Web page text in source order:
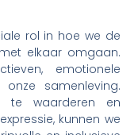
rol in hoe we de
elkaar omgaan.
emotionele
samenleving.
te waarderen en
kunnen we